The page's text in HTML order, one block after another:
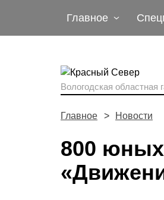
Главное
Вологодская областная
Главное Новости
800